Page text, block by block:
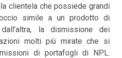
clientela che possiede grandi
simile a un prodotto di
dall’altra, la dismissione dei
molti più mirate che si
di portafogli di NPL.